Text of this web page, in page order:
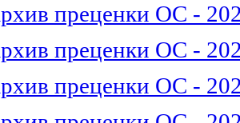
преценки ОС -
преценки ОС -
преценки ОС -